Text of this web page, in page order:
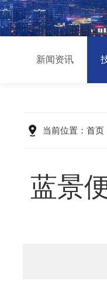
新闻资讯
当前位置： 首页
蓝景